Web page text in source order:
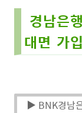
경남은
대면 가
▶ BNK경남